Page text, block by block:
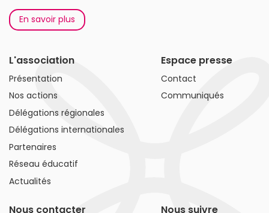
En savoir plus
L'association
Présentation
Nos actions
Délégations régionales
Délégations internationales
Partenaires
Réseau éducatif
Actualités
Espace presse
Contact
Communiqués
Nous contacter Nous suivre